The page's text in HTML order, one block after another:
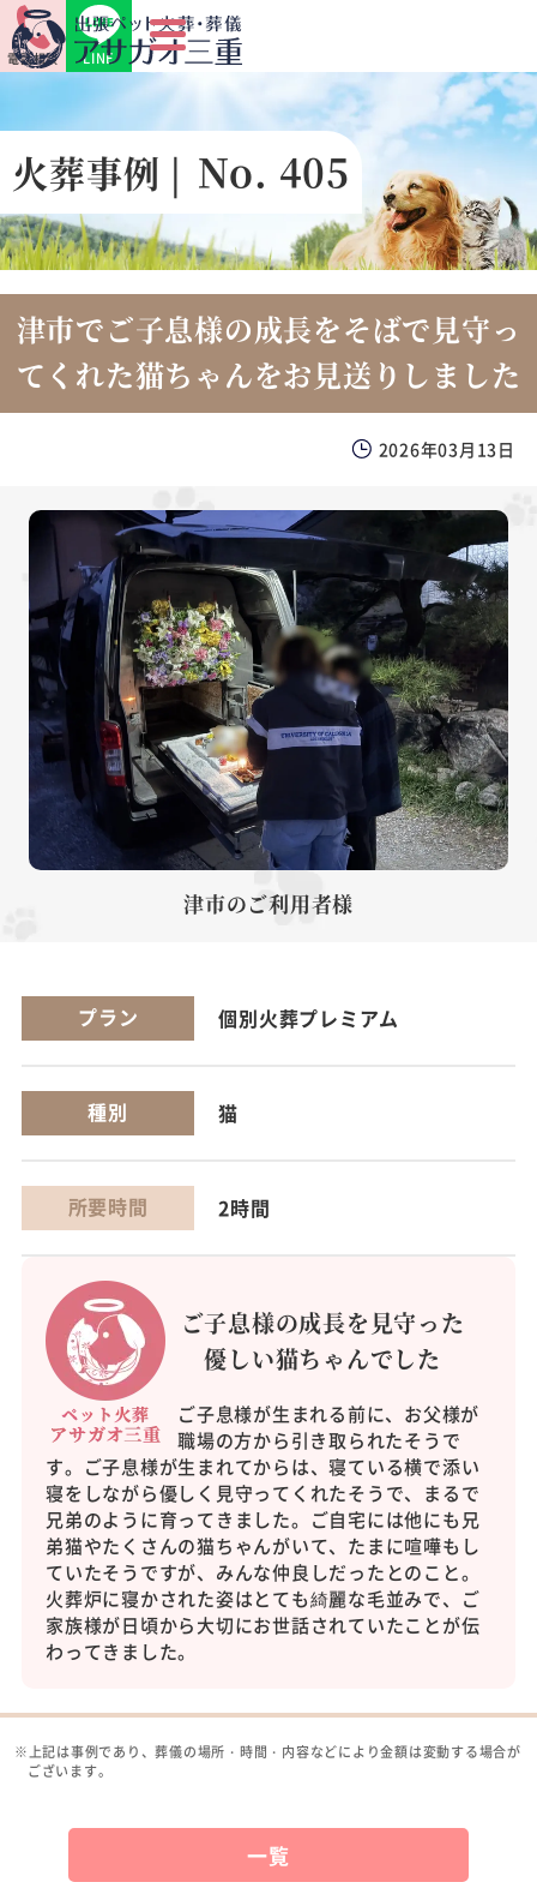
電話相談 LINE
火葬事例 | No. 405
津市でご子息様の成長をそばで見守っ
てくれた猫ちゃんをお見送りしました
2026年03月13日
津市のご利用者様
プラン 個別火葬プレミアム
種別 猫
所要時間 2時間
ご子息様の成長を見守った
優しい猫ちゃんでした
ご子息様が生まれる前に、お父様が
職場の方から引き取られたそうで
す。ご子息様が生まれてからは、寝ている横で添い
寝をしながら優しく見守ってくれたそうで、まるで
兄弟のように育ってきました。ご自宅には他にも兄
弟猫やたくさんの猫ちゃんがいて、たまに喧嘩もし
ていたそうですが、みんな仲良しだったとのこと。
火葬炉に寝かされた姿はとても綺麗な毛並みで、ご
家族様が日頃から大切にお世話されていたことが伝
わってきました。
※上記は事例であり、葬儀の場所・時間・内容などにより金額は変動する場合が
ございます。
一覧